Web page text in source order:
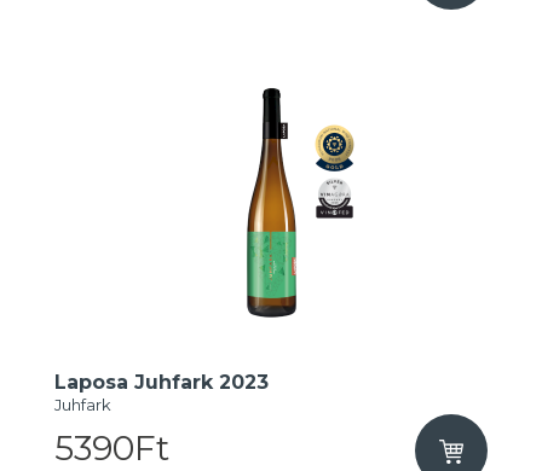
Laposa Juhfark 2023
Juhfark
5390Ft